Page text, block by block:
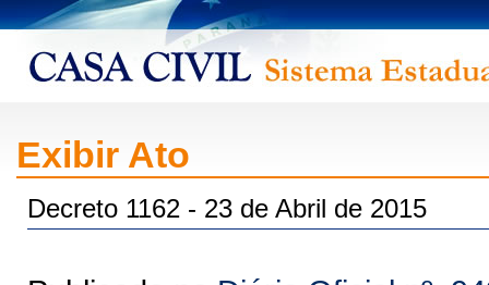
Exibir Ato
Decreto 1162 - 23 de Abril de 2015